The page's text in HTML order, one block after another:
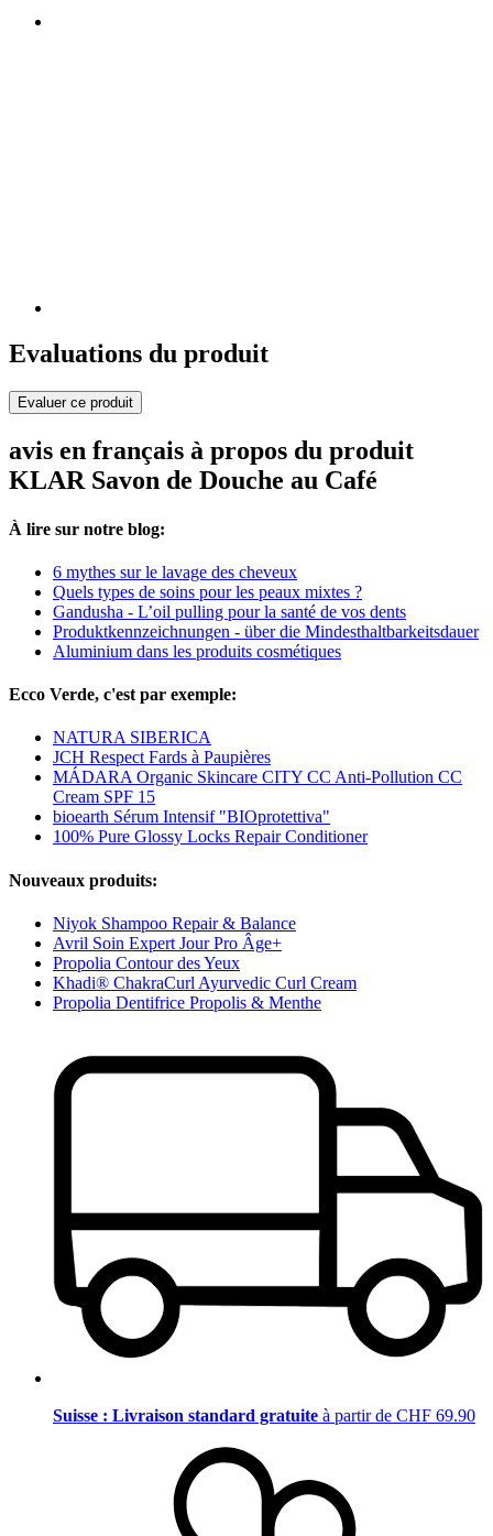
Evaluations du produit
Evaluer ce produit
avis en français à propos du produit
KLAR Savon de Douche au Café
À lire sur notre blog:
6 mythes sur le lavage des cheveux
Quels types de soins pour les peaux mixtes ?
Gandusha - L’oil pulling pour la santé de vos dents
Produktkennzeichnungen - über die Mindesthaltbarkeitsdauer
Aluminium dans les produits cosmétiques
Ecco Verde, c'est par exemple:
NATURA SIBERICA
JCH Respect Fards à Paupières
MÁDARA Organic Skincare CITY CC Anti-Pollution CC
Cream SPF 15
bioearth Sérum Intensif "BIOprotettiva"
100% Pure Glossy Locks Repair Conditioner
Nouveaux produits:
Niyok Shampoo Repair & Balance
Avril Soin Expert Jour Pro Âge+
Propolia Contour des Yeux
Khadi® ChakraCurl Ayurvedic Curl Cream
Propolia Dentifrice Propolis & Menthe
Suisse : Livraison standard gratuite à partir de CHF 69.90